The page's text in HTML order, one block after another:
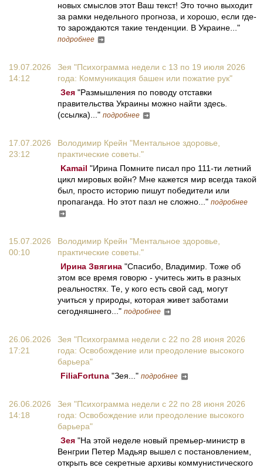
новых смыслов этот Ваш текст! Это точно выходит
за рамки недельного прогноза, и хорошо, если где-
то зарождаются такие тенденции. В Украине..."
подробнее
19.07.2026
14:12
Зея "Психограмма недели с 13 по 19 июля 2026
года: Коммуникация башен или пожатие рук"
Зея "Размышления по поводу отставки
правительства Украины можно найти здесь.
(ссылка)..." подробнее
17.07.2026
23:12
Володимир Крейн "Ментальное здоровье,
практические советы."
Kamail "Ирина Помните писал про 111-ти летний
цикл мировых войн? Мне кажется мир всегда такой
был, просто историю пишут победители или
пропаганда. Но этот пазл не сложно..." подробнее
15.07.2026
00:10
Володимир Крейн "Ментальное здоровье,
практические советы."
Ирина Звягина "Спасибо, Владимир. Тоже об
этом все время говорю - учитесь жить в разных
реальностях. Те, у кого есть свой сад, могут
учиться у природы, которая живет заботами
сегодняшнего..." подробнее
26.06.2026
17:21
Зея "Психограмма недели с 22 по 28 июня 2026
года: Освобождение или преодоление высокого
барьера"
FiliaFortuna "Зея..." подробнее
26.06.2026
14:18
Зея "Психограмма недели с 22 по 28 июня 2026
года: Освобождение или преодоление высокого
барьера"
Зея "На этой неделе новый премьер-министр в
Венгрии Петер Мадьяр вышел с постановлением,
открыть все секретные архивы коммунистического